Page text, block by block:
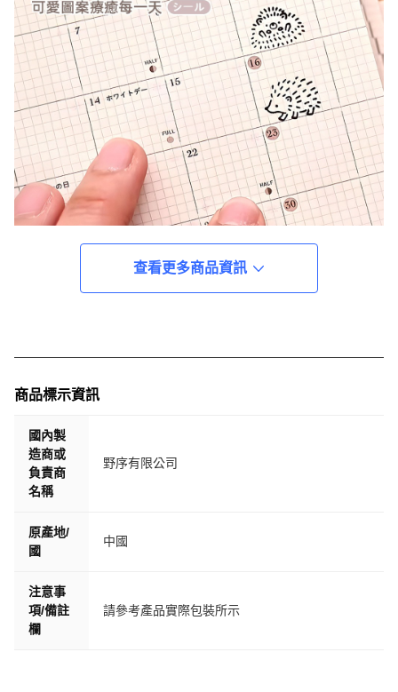
查看更多商品資訊
商品標示資訊
國內製
造商或
負責商
名稱
野序有限公司
原產地/
國
中國
注意事
項/備註
欄
請參考產品實際包裝所示